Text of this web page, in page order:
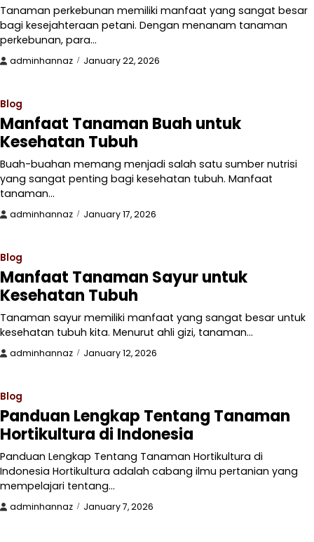
Tanaman perkebunan memiliki manfaat yang sangat besar
bagi kesejahteraan petani. Dengan menanam tanaman
perkebunan, para…
adminhannaz January 22, 2026
Blog
Manfaat Tanaman Buah untuk
Kesehatan Tubuh
Buah-buahan memang menjadi salah satu sumber nutrisi
yang sangat penting bagi kesehatan tubuh. Manfaat
tanaman…
adminhannaz January 17, 2026
Blog
Manfaat Tanaman Sayur untuk
Kesehatan Tubuh
Tanaman sayur memiliki manfaat yang sangat besar untuk
kesehatan tubuh kita. Menurut ahli gizi, tanaman…
adminhannaz January 12, 2026
Blog
Panduan Lengkap Tentang Tanaman
Hortikultura di Indonesia
Panduan Lengkap Tentang Tanaman Hortikultura di
Indonesia Hortikultura adalah cabang ilmu pertanian yang
mempelajari tentang…
adminhannaz January 7, 2026